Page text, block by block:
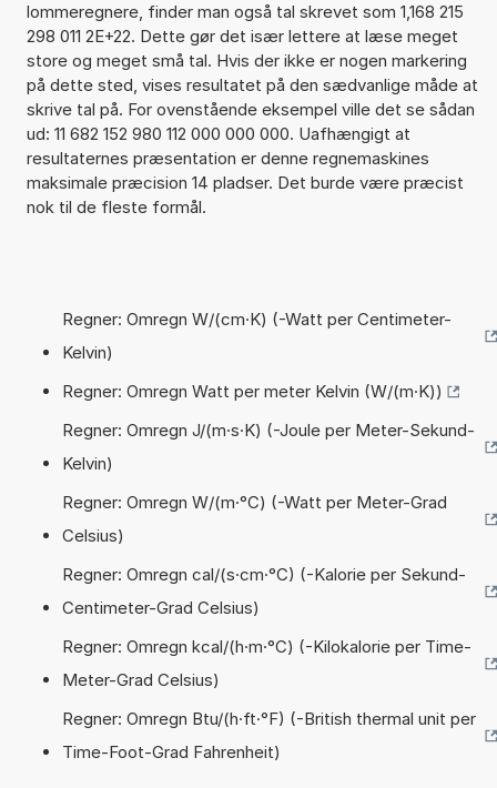
lommeregnere, finder man også tal skrevet som 1,168 215
298 011 2E+22. Dette gør det især lettere at læse meget
store og meget små tal. Hvis der ikke er nogen markering
på dette sted, vises resultatet på den sædvanlige måde at
skrive tal på. For ovenstående eksempel ville det se sådan
ud: 11 682 152 980 112 000 000 000. Uafhængigt at
resultaternes præsentation er denne regnemaskines
maksimale præcision 14 pladser. Det burde være præcist
nok til de fleste formål.
Regner: Omregn W/(cm·K) (-Watt per Centimeter-
Kelvin)
Regner: Omregn Watt per meter Kelvin (W/(m·K))
Regner: Omregn J/(m·s·K) (-Joule per Meter-Sekund-
Kelvin)
Regner: Omregn W/(m·°C) (-Watt per Meter-Grad
Celsius)
Regner: Omregn cal/(s·cm·°C) (-Kalorie per Sekund-
Centimeter-Grad Celsius)
Regner: Omregn kcal/(h·m·°C) (-Kilokalorie per Time-
Meter-Grad Celsius)
Regner: Omregn Btu/(h·ft·°F) (-British thermal unit per
Time-Foot-Grad Fahrenheit)